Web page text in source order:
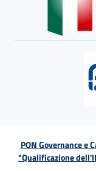
PON Governance
"Qualificazione